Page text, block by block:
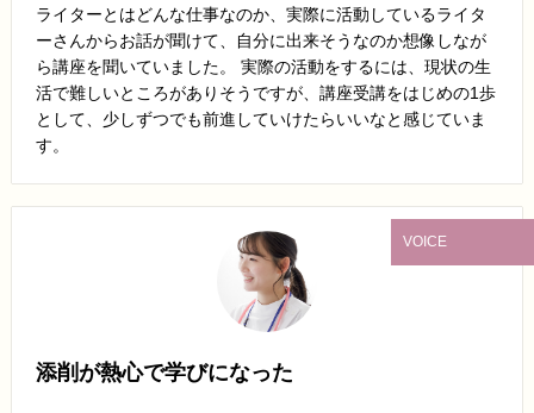
ライターとはどんな仕事なのか、実際に活動しているライタ
ーさんからお話が聞けて、自分に出来そうなのか想像しなが
ら講座を聞いていました。 実際の活動をするには、現状の生
活で難しいところがありそうですが、講座受講をはじめの1歩
として、少しずつでも前進していけたらいいなと感じていま
す。
添削が熱心で学びになった
VOICE